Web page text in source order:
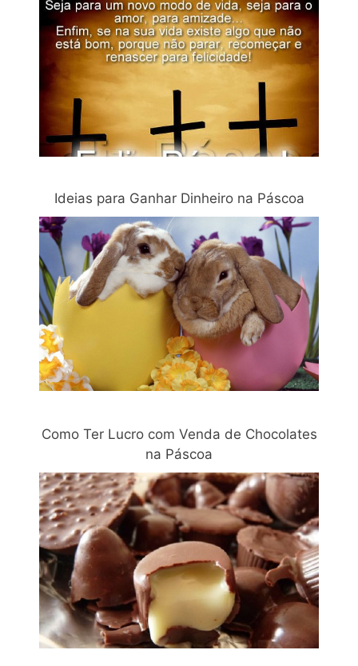
Ideias para Ganhar Dinheiro na Páscoa
Como Ter Lucro com Venda de Chocolates
na Páscoa